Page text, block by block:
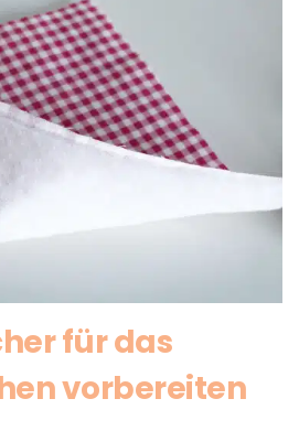
für das
vorbereiten